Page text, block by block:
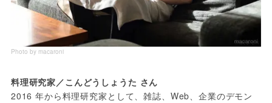
Photo by macaroni
料理研究家／こんどうしょうた さん
2016 年から料理研究家として、雑誌、Web、企業のデモン